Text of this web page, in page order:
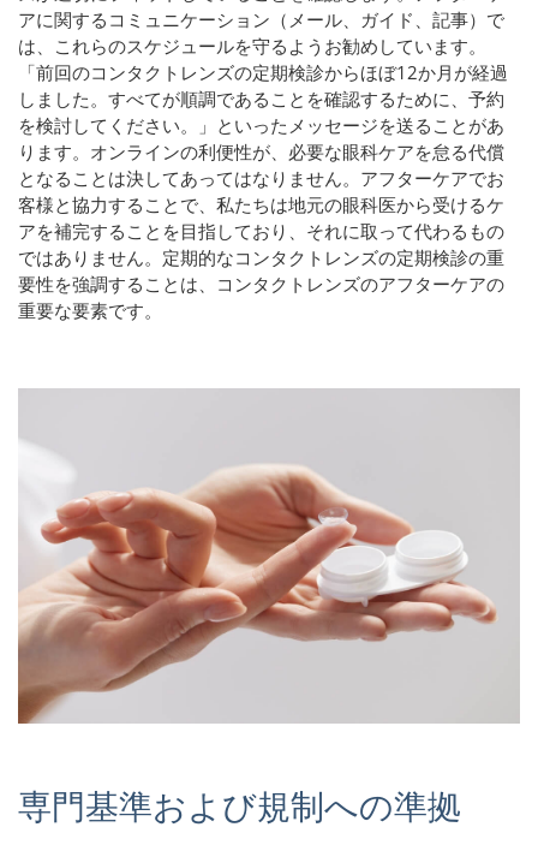
アに関するコミュニケーション（メール、ガイド、記事）で
は、これらのスケジュールを守るようお勧めしています。
「前回のコンタクトレンズの定期検診からほぼ12か月が経過
しました。すべてが順調であることを確認するために、予約
を検討してください。」といったメッセージを送ることがあ
ります。オンラインの利便性が、必要な眼科ケアを怠る代償
となることは決してあってはなりません。アフターケアでお
客様と協力することで、私たちは地元の眼科医から受けるケ
アを補完することを目指しており、それに取って代わるもの
ではありません。定期的なコンタクトレンズの定期検診の重
要性を強調することは、コンタクトレンズのアフターケアの
重要な要素です。
専門基準および規制への準拠